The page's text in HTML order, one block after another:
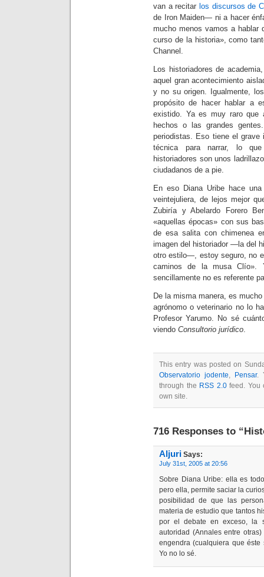
van a recitar los discursos de
de Iron Maiden— ni a hacer
mucho menos vamos a hablar
curso de la historia», como
Channel.
Los historiadores de
aquel gran acontecimiento
y no su origen. Igualmente,
propósito de hacer hablar a
existido. Ya es muy raro que
hechos o las grandes
periodistas. Eso tiene el grave
técnica para narrar, lo que
historiadores son unos
ciudadanos de a pie.
En eso Diana Uribe hace
veintejuliera, de lejos mejor
Zubiría y Abelardo Forero
«aquellas épocas» con sus
de esa salita con chimenea
imagen del historiador —la del
otro estilo—, estoy seguro, no
caminos de la musa Clío».
sencillamente no es referente
De la misma manera, es
agrónomo o veterinario no lo
Profesor Yarumo. No sé
viendo Consultorio jurídico.
This entry was posted on
Observatorio jodente, Pensar.
through the RSS 2.0feed. You
own site.
716 Responses to
Aljuri Says:
July 31st, 2005 at 20:56
Sobre Diana Uribe: ella es
pero ella, permite saciar la
posibilidad de que las
materia de estudio que tantos
por el debate en exceso, la
autoridad (Annales entre
engendra (cualquiera que
Yo no lo sé.